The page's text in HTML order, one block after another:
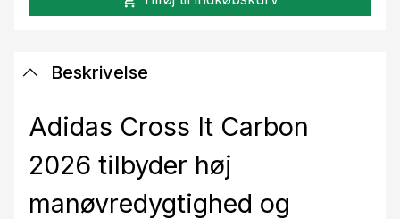
Beskrivelse
Adidas Cross It Carbon
2026 tilbyder høj
manøvredygtighed og